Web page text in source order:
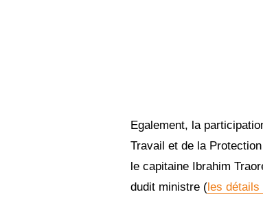
Egalement, la
Travail et de la
le capitaine Ibrahim
dudit ministre (les détails